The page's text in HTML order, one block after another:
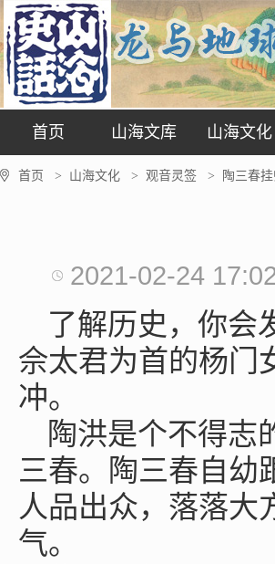
首页 山海文库 山海文化
首页 > 山海文化 > 观音灵签 > 陶三春
2021-02-24
了解历史，你会
佘太君为首的杨门
冲。
陶洪是个不得志
三春。陶三春自幼
人品出众，落落大
气。